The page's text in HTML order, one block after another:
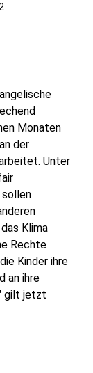
Monaten
der
Unter
Klima
Rechte
Kinder ihre
an ihre
gilt jetzt